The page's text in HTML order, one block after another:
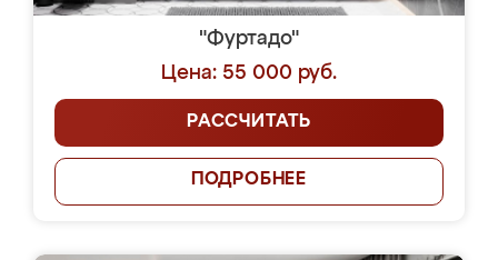
"Фуртадо"
Цена: 55 000 руб.
РАССЧИТАТЬ
ПОДРОБНЕЕ